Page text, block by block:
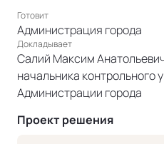
Готовит
Администрация города
Докладывает
Салий Максим
начальника контрольного
Администрации города
Проект решения